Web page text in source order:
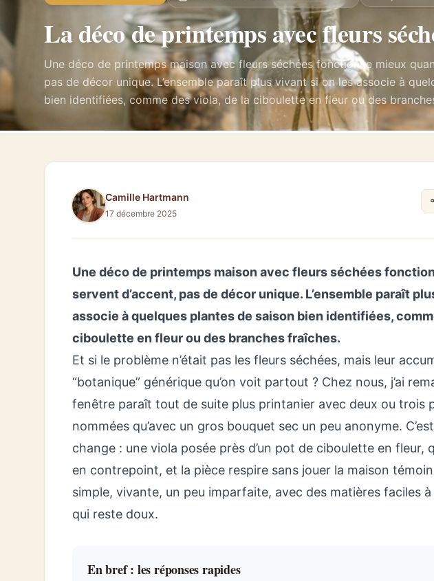
La déco de printemps avec fleurs
Une déco de printemps maison avec fleurs séchées fonctionne mieux
pas de décor unique. L’ensemble paraît plus vivant si on les associe à
bien identifiées, comme des viola, de la ciboulette en fleur ou des
Camille Hartmann
17 décembre 2025
Une déco de printemps maison avec fleurs séchées
servent d’accent, pas de décor unique. L’ensemble paraît
associe à quelques plantes de saison bien identifiées,
ciboulette en fleur ou des branches fraîches.
Et si le problème n’était pas les fleurs séchées, mais leur
“botanique” générique qu’on voit partout ? Chez nous, j’ai
fenêtre paraît tout de suite plus printanier avec deux ou trois
nommées qu’avec un gros bouquet sec un peu anonyme.
change : une viola posée près d’un pot de ciboulette en fleur,
en contrepoint, et la pièce respire sans jouer la maison
simple, vivante, un peu imparfaite, avec des matières faciles
qui reste doux.
En bref : les réponses rapides